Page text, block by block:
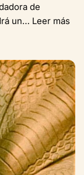
de
un… Leer más